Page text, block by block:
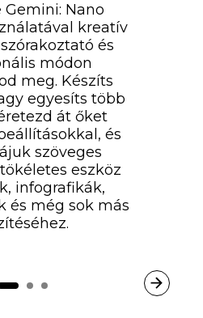
Gemini: Nano
kreatív
és
módon
meg. Készíts
egyesíts több
át őket
és
szöveges
eszköz
infografikák,
és még sok más